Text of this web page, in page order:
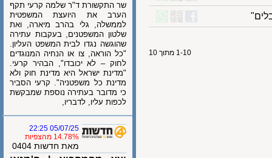
1-10 מתוך 10
שר התקשורת ד"ר שלמה קרעי תקף
הערב את היועצת המשפטית
לממשלה, גלי בהרב מיארה, ואת
שלטון המשפטנים, בעקבות עתירה
שהוגשה נגדו לבית המשפט העליון.
"כל הוראה, צו או הנחיה המנוגדים
לחוק – לא יכובדו", הבהיר קרעי.
"מדינת ישראל היא מדינת חוק ולא
מדינת כל משפטניה". קרעי הסביר
כי מדובר בעתירה נוספת שמבקשת
לכפות עליו, לדבריו,
05/07/25 22:25
14.78% מהצפיות
מאת חדשות 0404